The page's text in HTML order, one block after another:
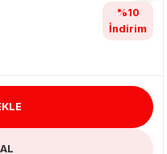
%10
İndirim